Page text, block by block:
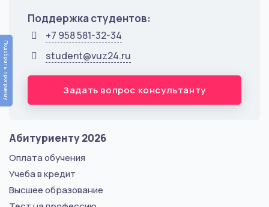
Поддержка студентов:
+7 958 581-32-34
student@vuz24.ru
Задать вопрос консультанту
Абитуриенту 2026
Оплата обучения
Учеба в кредит
Высшее образование
Подобрать программу